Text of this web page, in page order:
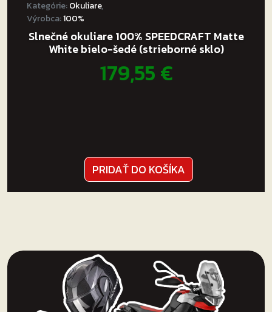
Kategórie:Okuliare,
Výrobca:100%
Slnečné okuliare 100% SPEEDCRAFT Matte
White bielo-šedé (strieborné sklo)
179,55€
PRIDAŤ DO KOŠÍKA